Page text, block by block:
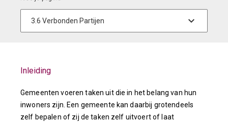
Inleiding
Gemeenten voeren taken uit die in het belang van hun
inwoners zijn. Een gemeente kan daarbij grotendeels
zelf bepalen of zij de taken zelf uitvoert of laat